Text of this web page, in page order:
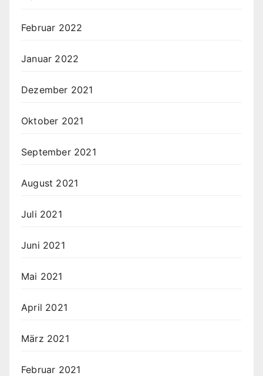
Februar 2022
Januar 2022
Dezember 2021
Oktober 2021
September 2021
August 2021
Juli 2021
Juni 2021
Mai 2021
April 2021
März 2021
Februar 2021